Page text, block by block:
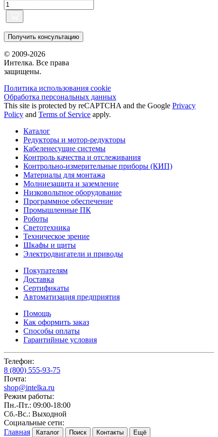
Получить консультацию
© 2009-2026
Интелка. Все права
защищены.
Политика использования сookie
Обработка персональных данных
This site is protected by reCAPTCHA and the Google Privacy
Policy and Terms of Service apply.
Каталог
Редукторы и мотор-редукторы
Кабеленесущие системы
Контроль качества и отслеживания
Контрольно-измерительные приборы (КИП)
Материалы для монтажа
Молниезащита и заземление
Низковольтное оборудование
Программное обеспечение
Промышленные ПК
Роботы
Светотехника
Техническое зрение
Шкафы и щиты
Электродвигатели и приводы
Покупателям
Доставка
Сертификаты
Автоматизация предприятия
Помощь
Как оформить заказ
Способы оплаты
Гарантийные условия
Телефон:
8 (800) 555-93-75
Почта:
shop@intelka.ru
Режим работы:
Пн.-Пт.: 09:00-18:00
Сб.-Вс.: Выходной
Социальные сети:
Главная
Каталог Поиск Контакты Ещё